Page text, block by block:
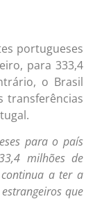
portugueses
para 333,4
o Brasil
transferências
para o país
milhões de
a ter a
que